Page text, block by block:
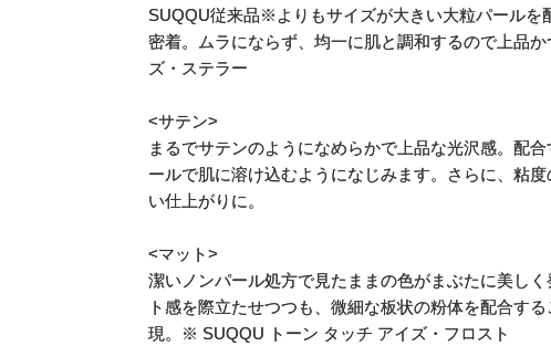
SUQQU従来品※よりもサイズが大きい大粒パールを
密着。ムラにならず、均一に肌と調和するので上品
ズ・ステラー
<サテン>
まるでサテンのようになめらかで上品な光沢感。配
ールで肌に溶け込むようになじみます。さらに、粘
い仕上がりに。
<マット>
潔いノンパール処方で見たままの色がまぶたに美し
ト感を際立たせつつも、微細な板状の粉体を配合す
現。※ SUQQU トーン タッチ アイズ・フロスト